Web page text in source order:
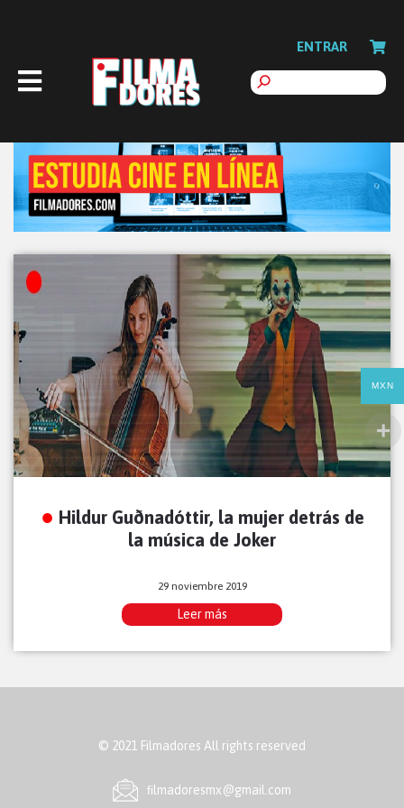
ENTRAR
Hildur Guðnadóttir, la mujer detrás de
la música de Joker
29 noviembre 2019
Leer más
© 2021 Filmadores All rights reserved
ﬁlmadoresmx@gmail.com
MXN